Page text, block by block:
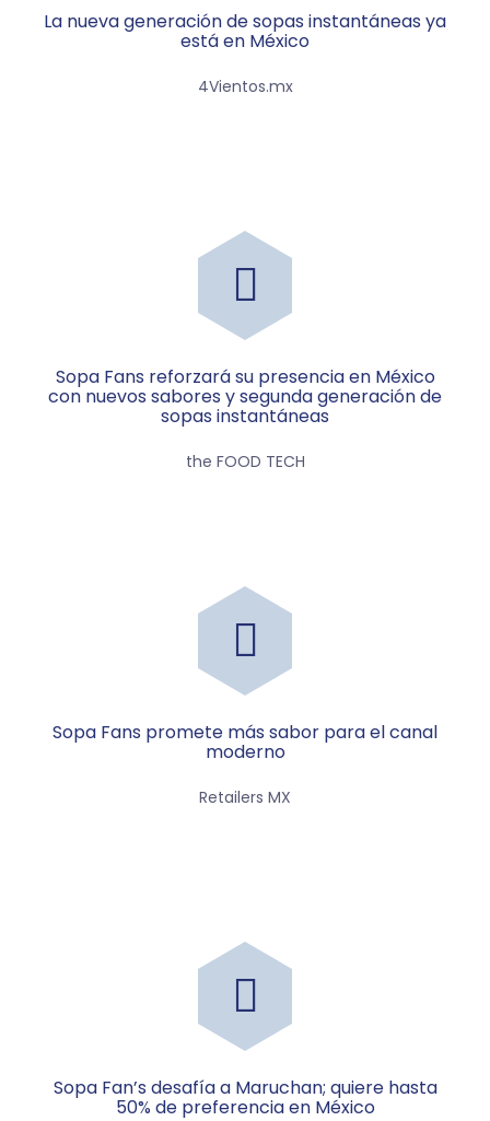
La nueva generación de sopas instantáneas ya
está en México
4Vientos.mx
Sopa Fans reforzará su presencia en México
con nuevos sabores y segunda generación de
sopas instantáneas
the FOOD TECH
Sopa Fans promete más sabor para el canal
moderno
Retailers MX
Sopa Fan’s desafía a Maruchan; quiere hasta
50% de preferencia en México